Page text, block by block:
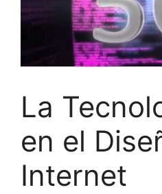
La
en el
Internet